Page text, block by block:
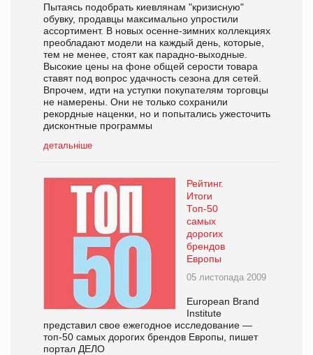
Пытаясь подобрать киевлянам "кризисную"
обувку, продавцы максимально упростили
ассортимент. В новых осенне-зимних коллекциях
преобладают модели на каждый день, которые,
тем не менее, стоят как парадно-выходные.
Высокие цены на фоне общей серости товара
ставят под вопрос удачность сезона для сетей.
Впрочем, идти на уступки покупателям торговцы
не намерены. Они не только сохранили
рекордные наценки, но и попытались ужесточить
дисконтные программы
детальніше
Рейтинг.
Итоги
Топ-50
самых
дорогих
брендов
Европы
05 листопада 2009
European Brand
Institute
представил свое ежегодное исследование —
топ-50 самых дорогих брендов Европы, пишет
портал ДЕЛО